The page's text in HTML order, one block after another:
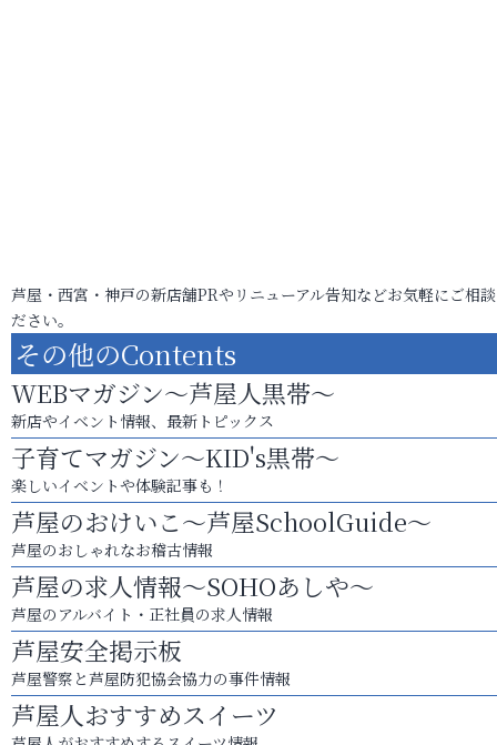
芦屋・西宮・神戸の新店舗PRやリニューアル告知などお気軽にご相
ださい。
その他のContents
WEBマガジン～芦屋人黒帯～
新店やイベント情報、最新トピックス
子育てマガジン～KID's黒帯～
楽しいイベントや体験記事も！
芦屋のおけいこ～芦屋SchoolGuide～
芦屋のおしゃれなお稽古情報
芦屋の求人情報～SOHOあしや～
芦屋のアルバイト・正社員の求人情報
芦屋安全掲示板
芦屋警察と芦屋防犯協会協力の事件情報
芦屋人おすすめスイーツ